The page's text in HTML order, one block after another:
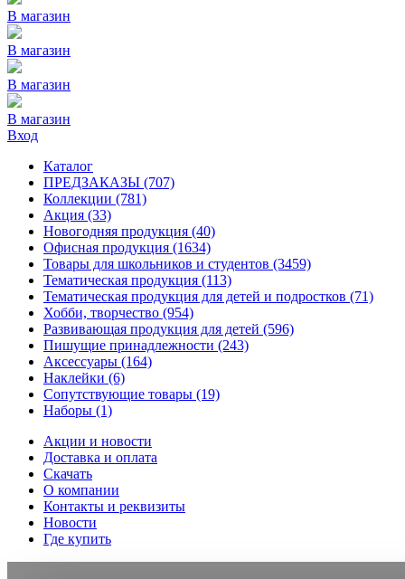
В магазин
В магазин
В магазин
В магазин
Вход
Каталог
ПРЕДЗАКАЗЫ (707)
Коллекции (781)
Акция (33)
Новогодняя продукция (40)
Офисная продукция (1634)
Товары для школьников и студентов (3459)
Тематическая продукция (113)
Тематическая продукция для детей и подростков (71)
Хобби, творчество (954)
Развивающая продукция для детей (596)
Пишущие принадлежности (243)
Аксессуары (164)
Наклейки (6)
Сопутствующие товары (19)
Наборы (1)
Акции и новости
Доставка и оплата
Скачать
О компании
Контакты и реквизиты
Новости
Где купить